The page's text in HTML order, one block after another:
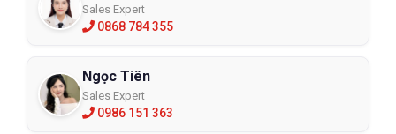
Sales Expert
0868 784 355
Ngọc Tiên
Sales Expert
0986 151 363